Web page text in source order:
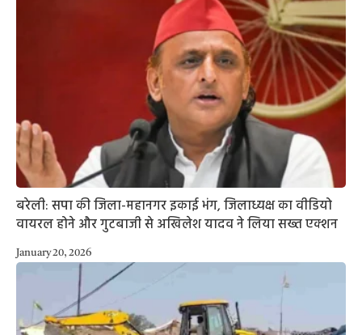
बरेली: सपा की जिला-महानगर इकाई भंग, जिलाध्यक्ष का वीडियो
वायरल होने और गुटबाजी से अखिलेश यादव ने लिया सख्त एक्शन
January 20, 2026